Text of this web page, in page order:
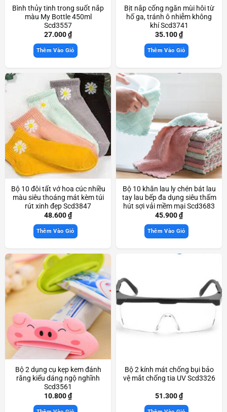
Bình thủy tinh trong suốt nắp
màu My Bottle 450ml
Scd3557
27.000₫
Thêm Vào Giỏ
Bịt nắp cống ngăn mùi hôi từ
hố ga, tránh ô nhiễm không
khí Scd3741
35.100₫
Thêm Vào Giỏ
Bộ 10 đôi tất vớ hoa cúc nhiều
màu siêu thoáng mát kèm túi
rút xinh đẹp Scd3847
48.600₫
Thêm Vào Giỏ
Bộ 10 khăn lau ly chén bát lau
tay lau bếp đa dụng siêu thấm
hút sợi vải mềm mại Scd3683
45.900₫
Thêm Vào Giỏ
Bộ 2 dụng cụ kẹp kem đánh
răng kiểu dáng ngộ nghĩnh
Scd3561
10.800₫
Bộ 2 kính mát chống bụi bảo
vệ mắt chống tia UV Scd3326
51.300₫